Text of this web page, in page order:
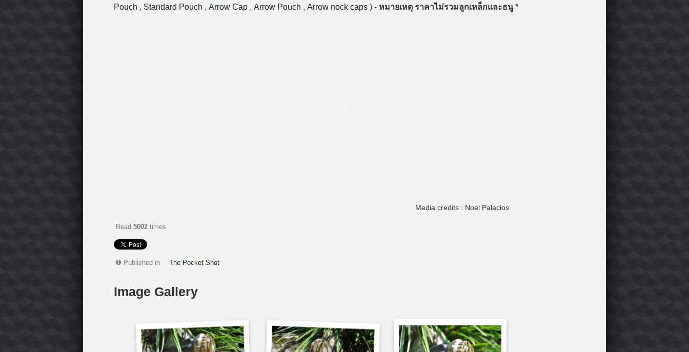
Pouch , Standard Pouch , Arrow Cap , Arrow Pouch , Arrow nock caps ) - หมายเหตุ ราคาไม่รวมลูกเหล็กและธนู *
Media credits : Noel Palacios
Read 5002 times
Published in The Pocket Shot
Image Gallery